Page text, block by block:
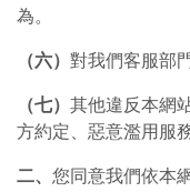
為。
（六） 對我們客服部
（七） 其他違反本網
方約定、惡意濫用服
二、 您同意我們依本